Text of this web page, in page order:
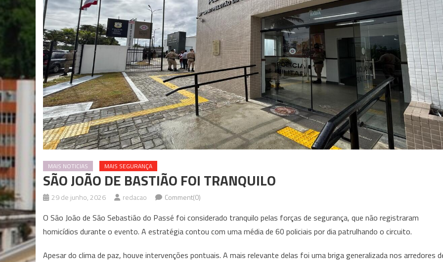
MAIS NOTICIAS MAIS SEGURANÇA
SÃO JOÃO DE BASTIÃO FOI TRANQUILO
29 de junho, 2026 redacao Comment(0)
O São João de São Sebastião do Passé foi considerado tranquilo pelas forças de segurança, que não registraram
homicídios durante o evento. A estratégia contou com uma média de 60 policiais por dia patrulhando o circuito.
Apesar do clima de paz, houve intervenções pontuais. A mais relevante delas foi uma briga generalizada nos arredores